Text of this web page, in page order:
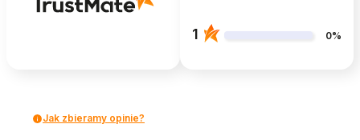
1 0%
Jak zbieramy opinie?